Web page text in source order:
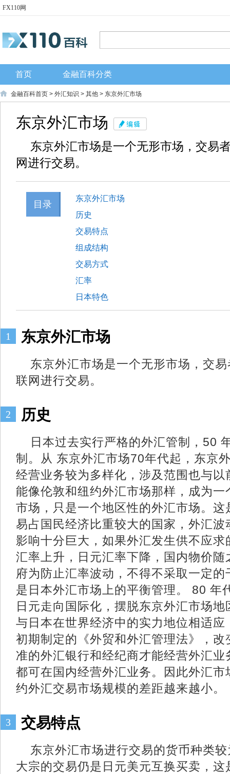
FX110网
首页 金融百科分类
金融百科首页 > 外汇知识 > 其他 > 东京外汇市场
东京外汇市场
东京外汇市场是一个无形市场，交易
网进行交易。
目录
东京外汇市场
历史
交易特点
组成结构
交易方式
汇率
日本特色
1 东京外汇市场
东京外汇市场是一个无形市场，交
联网进行交易。
2 历史
日本过去实行严格的外汇管制，50
制。从 东京外汇市场70年代起，东京
经营业务较为多样化，涉及范围也与
能像伦敦和纽约外汇市场那样，成为
市场，只是一个地区性的外汇市场。
易占国民经济比重较大的国家，外汇
影响十分巨大，如果外汇发生供不应
汇率上升，日元汇率下降，国内物价
府为防止汇率波动，不得不采取一定
是日本外汇市场上的平衡管理。 80 年
日元走向国际化，摆脱东京外汇市场
与日本在世界经济中的实力地位相适
初期制定的《外贸和外汇管理法》，
准的外汇银行和经纪商才能经营外汇
都可在国内经营外汇业务。因此外汇
约外汇交易市场规模的差距越来越小。
3 交易特点
东京外汇市场进行交易的货币种类
大宗的交易仍是日元美元互换买卖，